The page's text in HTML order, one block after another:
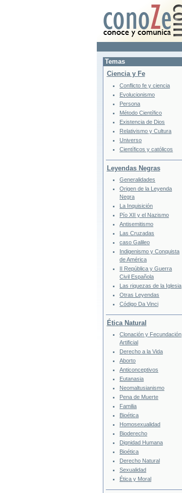
Temas
Ciencia y Fe
Conflicto fe y ciencia
Evolucionismo
Persona
Método Científico
Existencia de Dios
Relativismo y Cultura
Universo
Científicos y católicos
Leyendas Negras
Generalidades
Origen de la Leyenda
Negra
La Inquisición
Pío XII y el Nazismo
Antisemitismo
Las Cruzadas
caso Galileo
Indigenismo y Conquista
de América
II República y Guerra
Civil Española
Las riquezas de la Iglesia
Otras Leyendas
Código Da Vinci
Ética Natural
Clonación y Fecundación
Artificial
Derecho a la Vida
Aborto
Anticonceptivos
Eutanasia
Neomaltusianismo
Pena de Muerte
Familia
Bioética
Homosexualidad
Bioderecho
Dignidad Humana
Bioética
Derecho Natural
Sexualidad
Ética y Moral